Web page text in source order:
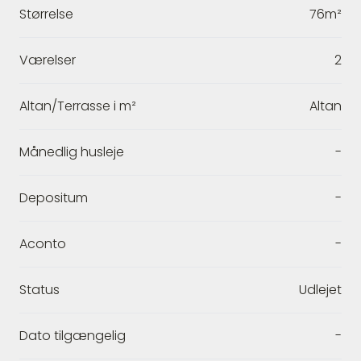
Størrelse 76m²
Værelser 2
Altan/Terrasse i m² Altan
Månedlig husleje -
Depositum -
Aconto -
Status Udlejet
Dato tilgængelig -